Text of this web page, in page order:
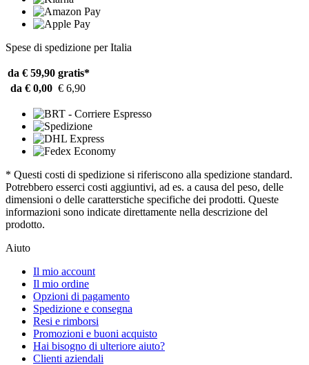
Spese di spedizione per Italia
da € 59,90 gratis*
da € 0,00 € 6,90
* Questi costi di spedizione si riferiscono alla spedizione standard.
Potrebbero esserci costi aggiuntivi, ad es. a causa del peso, delle
dimensioni o delle caratterstiche specifiche dei prodotti. Queste
informazioni sono indicate direttamente nella descrizione del
prodotto.
Aiuto
Il mio account
Il mio ordine
Opzioni di pagamento
Spedizione e consegna
Resi e rimborsi
Promozioni e buoni acquisto
Hai bisogno di ulteriore aiuto?
Clienti aziendali